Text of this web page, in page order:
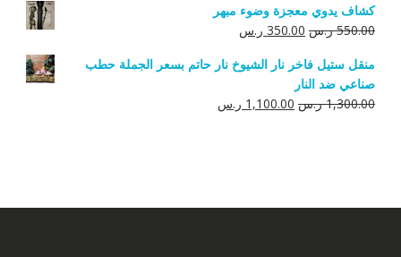
هو:
680.00 ر.س.
هو:
500.00 ر.س.
كشاف يدوي معجزة وضوء مبهر
550.00 ر.س السعر
هو:
550.00 ر.س.
350.00 ر.سالسعر
هو:
منقل ستيل فاخر نار الشيوخ نار حاتم بسعر الجملة حطب
صناعي ضد النار
1,300.00 ر.س السعر
1,100.00 ر.سالسعر